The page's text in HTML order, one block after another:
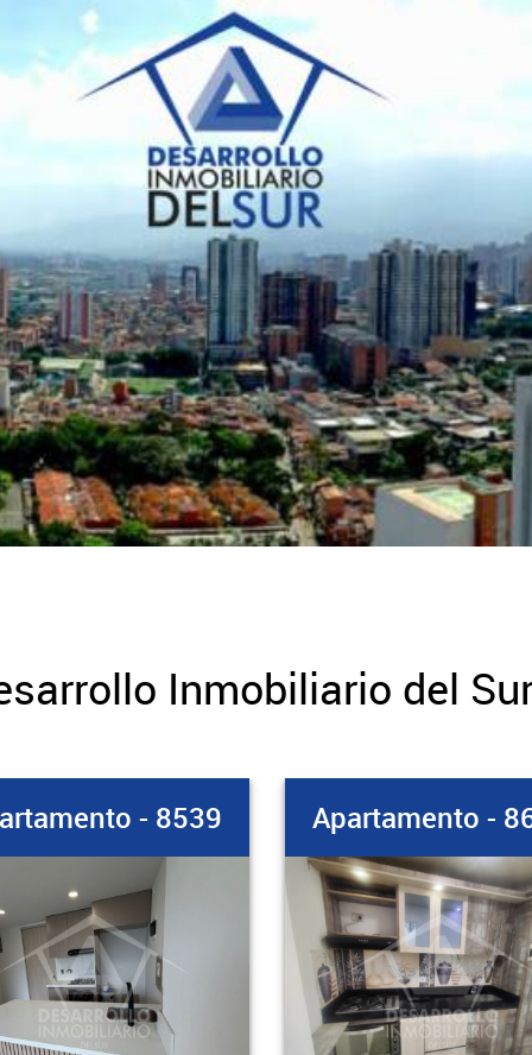
Inmobiliario del
- 8603 Apartamento -